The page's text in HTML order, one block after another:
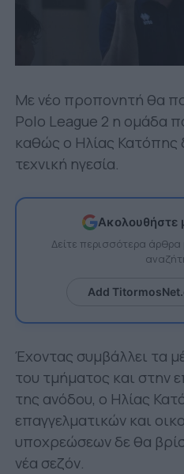
Με νέο προπονητή θα
Polo League 2 η ομάδα
καθώς ο Ηλίας Κατόπης
τεχνική ηγεσία.
Ακολουθήστε
Δείτε περισσότερα
Add
Έχοντας συμβάλλει τα
του τμήματος και στην
της ανόδου, ο Ηλίας
επαγγελματικών και
υποχρεώσεων δε θα
νέα σεζόν.